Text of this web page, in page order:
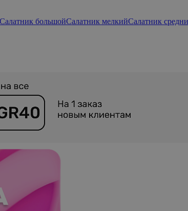
Салатник большойСалатник мелкийСалатник